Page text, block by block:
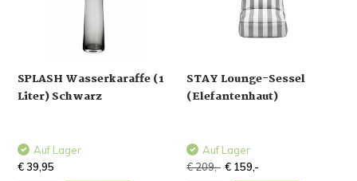
SPLASH Wasserkaraffe (1
Liter) Schwarz
Auf Lager
€ 39,95
STAY Lounge-Sessel
(Elefantenhaut)
Auf Lager
€ 209,- € 159,-